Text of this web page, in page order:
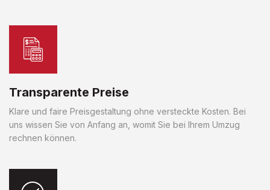
Transparente Preise
Klare und faire Preisgestaltung ohne versteckte Kosten. Bei
uns wissen Sie von Anfang an, womit Sie bei Ihrem Umzug
rechnen können.